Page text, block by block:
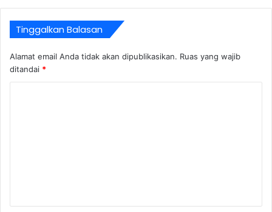
Tinggalkan Balasan
Alamat email Anda tidak akan dipublikasikan. Ruas yang wajib
ditandai *